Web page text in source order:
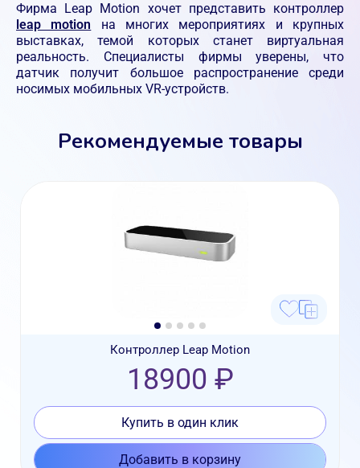
Фирма Leap Motion хочет представить контроллер
leap motion на многих мероприятиях и крупных
выставках, темой которых станет виртуальная
реальность. Специалисты фирмы уверены, что
датчик получит большое распространение среди
носимых мобильных VR-устройств.
Рекомендуемые товары
Контроллер Leap Motion
18900 ₽
Купить в один клик
Добавить в корзину